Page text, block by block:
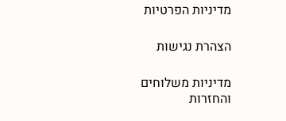
מדיניות הפרטיות
הצהרת נגישות
מדיניות משלוחים
והחזרות